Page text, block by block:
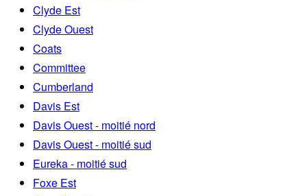
Clyde Est
Clyde Ouest
Coats
Committee
Cumberland
Davis Est
Davis Ouest - moitié nord
Davis Ouest - moitié sud
Eureka - moitié sud
Foxe Est